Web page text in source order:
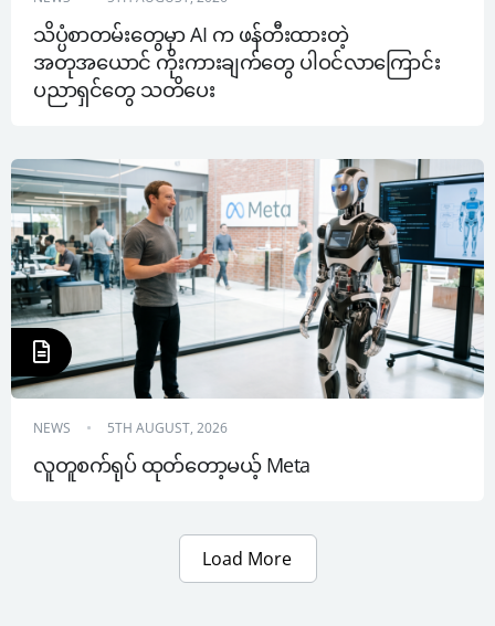
သိပ္ပံစာတမ်းတွေမှာ AI က ဖန်တီးထားတဲ့
အတုအယောင် ကိုးကားချက်တွေ ပါဝင်လာကြောင်း
ပညာရှင်တွေ သတိပေး
NEWS 5TH AUGUST, 2026
လူတူစက်ရုပ် ထုတ်တော့မယ့် Meta
Load More